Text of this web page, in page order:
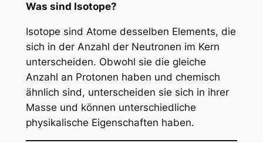
Was sind Isotope?
Isotope sind Atome desselben Elements, die
sich in der Anzahl der Neutronen im Kern
unterscheiden. Obwohl sie die gleiche
Anzahl an Protonen haben und chemisch
ähnlich sind, unterscheiden sie sich in ihrer
Masse und können unterschiedliche
physikalische Eigenschaften haben.